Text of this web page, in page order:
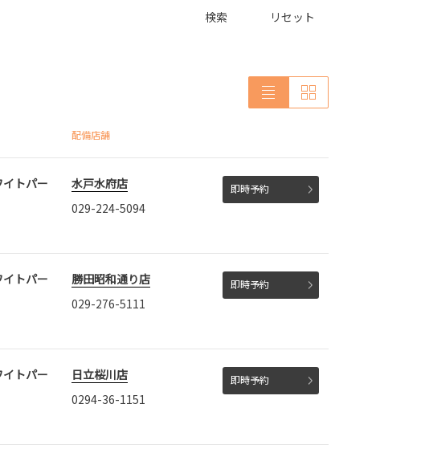
検索 リセット
配備店舗
トパー
水戸水府店
029-224-5094
即時予約
トパー
勝田昭和通り店
029-276-5111
即時予約
トパー
日立桜川店
0294-36-1151
即時予約